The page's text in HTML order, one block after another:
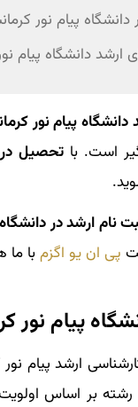
پیام نور
دانشگاه پیام
پیام نور
است. باتحصیل در
نام ارشد در
پی ان یو اگزمبا
پیام نور
ارشد پیام
رشته بر اساس